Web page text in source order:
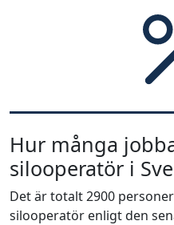
Hur många
silooperatör i
Det är totalt 2900
silooperatör enligt den